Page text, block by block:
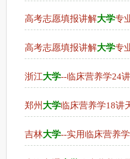
高考志愿填报讲解大学专
高考志愿填报讲解大学专
浙江大学--临床营养学24
郑州 大学临床营养学18讲
吉林大学--实用临床营养